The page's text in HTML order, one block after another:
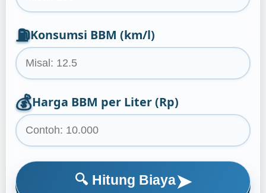
⛽Konsumsi BBM (km/l)
💰Harga BBM per Liter (Rp)
🔍 Hitung Biaya➤